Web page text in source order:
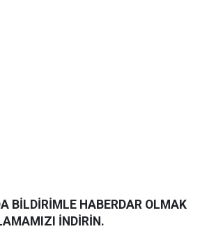
BİLDİRİMLE HABERDAR OLMAK
İNDİRİN.